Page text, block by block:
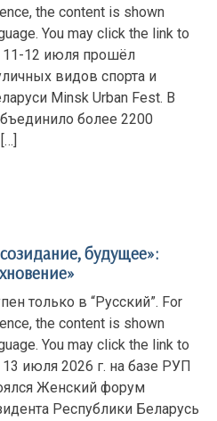
the content is shown
You may click the link to
11-12 июля прошёл
видов спорта и
Minsk Urban Fest. В
более 2200
будущее»:
только в “Русский”. For
the content is shown
You may click the link to
июля 2026 г. на базе РУП
Женский форум
Республики Беларусь